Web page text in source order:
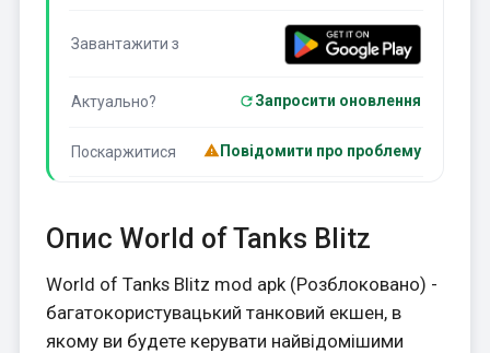
Завантажити з
Актуально? Запросити оновлення
Поскаржитися Повідомити про проблему
Опис World of Tanks Blitz
World of Tanks Blitz mod apk (Розблоковано) -
багатокористувацький танковий екшен, в
якому ви будете керувати найвідомішими